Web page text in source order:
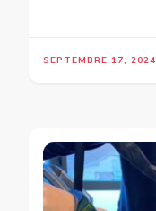
SEPTEMBRE 17, 2024